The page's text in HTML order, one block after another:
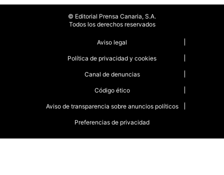
© Editorial Prensa Canaria, S.A.
Todos los derechos reservados
Aviso legal
Política de privacidad y cookies
Canal de denuncias
Código ético
Aviso de transparencia sobre anuncios políticos
Preferencias de privacidad